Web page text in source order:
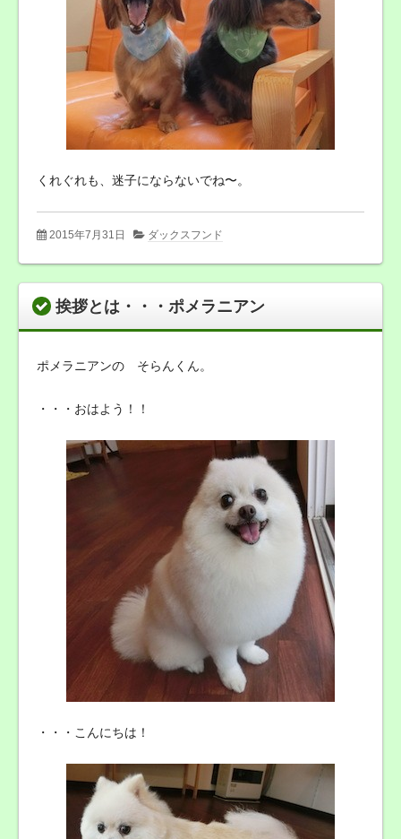
くれぐれも、迷子にならないでね〜。
2015年7月31日 ダックスフンド
挨拶とは・・・ポメラニアン
ポメラニアンの そらんくん。
・・・おはよう！！
・・・こんにちは！